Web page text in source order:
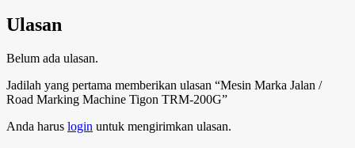
Ulasan
Belum ada ulasan.
Jadilah yang pertama memberikan ulasan “Mesin Marka Jalan /
Road Marking Machine Tigon TRM-200G”
Anda harus login untuk mengirimkan ulasan.